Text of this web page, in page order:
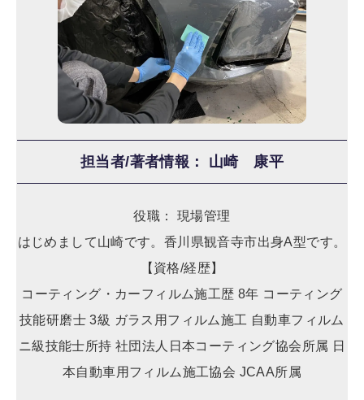
担当者/著者情報： 山崎 康平
役職： 現場管理
はじめまして山崎です。香川県観音寺市出身A型です。
【資格/経歴】
コーティング・カーフィルム施工歴 8年 コーティング
技能研磨士 3級 ガラス用フィルム施工 自動車フィルム
ニ級技能士所持 社団法人日本コーティング協会所属 日
本自動車用フィルム施工協会 JCAA所属